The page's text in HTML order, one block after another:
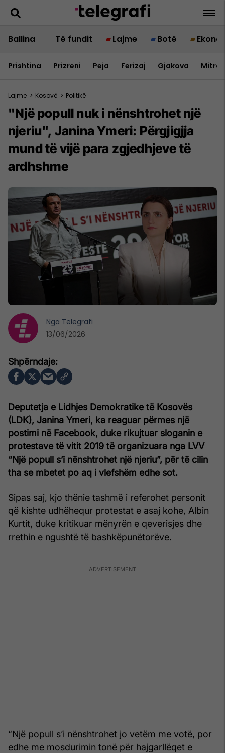
Ballina Të fundit Lajme Botë
Prishtina Prizreni Peja Ferizaj Gjakova
Lajme > Kosovë > Politikë
"Një popull nuk i nënshtrohet një
njeriu", Janina Ymeri: Përgjigjja
mund të vijë para zgjedhjeve të
ardhshme
Deputetja e Lidhjes Demokratike të Kosovës
(LDK), Janina Ymeri, ka reaguar përmes një
postimi në Facebook, duke rikujtuar sloganin e
protestave të vitit 2019 të organizuara nga LVV
“Një popull s’i nënshtrohet një njeriu”, për të cilin
tha se mbetet po aq i vlefshëm edhe sot.
Sipas saj, kjo thënie tashmë i referohet personit
që kishte udhëhequr protestat e asaj kohe, Albin
Kurtit, duke kritikuar mënyrën e qeverisjes dhe
rrethin e ngushtë të bashkëpunëtorëve.
“Një popull s’i nënshtrohet jo vetëm me votë, por
edhe me mosdurimin tonë për hajgarllëqet e
Nga Telegrafi
13/06/2026